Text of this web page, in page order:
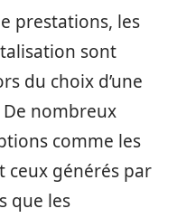
prestations, les
sont
du choix d’une
nombreux
comme les
ceux générés par
que les